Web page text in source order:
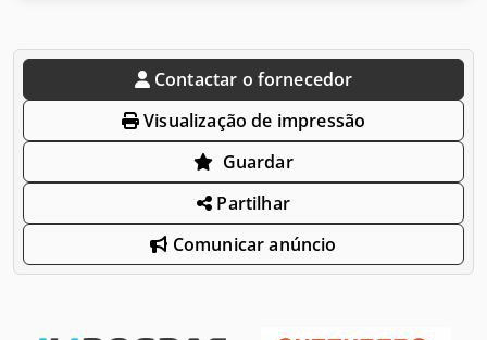
Contactar o fornecedor
Visualização de impressão
Guardar
Partilhar
Comunicar anúncio